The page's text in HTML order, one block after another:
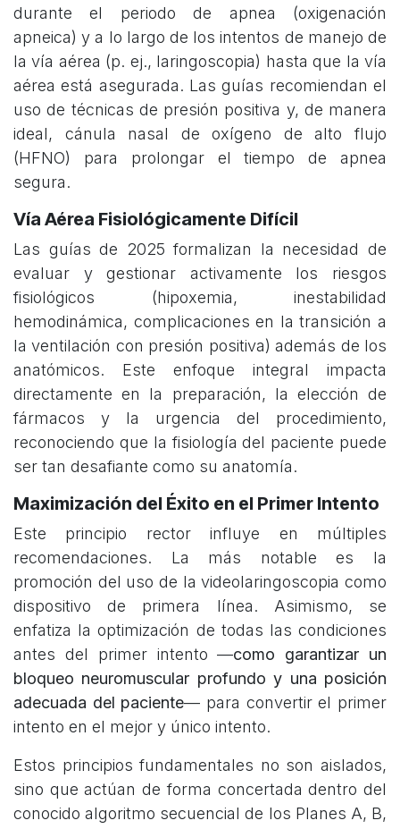
durante el periodo de apnea (oxigenación
apneica) y a lo largo de los intentos de manejo de
la vía aérea (p. ej., laringoscopia) hasta que la vía
aérea está asegurada. Las guías recomiendan el
uso de técnicas de presión positiva y, de manera
ideal, cánula nasal de oxígeno de alto flujo
(HFNO) para prolongar el tiempo de apnea
segura.
Vía Aérea Fisiológicamente Difícil
Las guías de 2025 formalizan la necesidad de
evaluar y gestionar activamente los riesgos
fisiológicos (hipoxemia, inestabilidad
hemodinámica, complicaciones en la transición a
la ventilación con presión positiva) además de los
anatómicos. Este enfoque integral impacta
directamente en la preparación, la elección de
fármacos y la urgencia del procedimiento,
reconociendo que la fisiología del paciente puede
ser tan desafiante como su anatomía.
Maximización del Éxito en el Primer Intento
Este principio rector influye en múltiples
recomendaciones. La más notable es la
promoción del uso de la videolaringoscopia como
dispositivo de primera línea. Asimismo, se
enfatiza la optimización de todas las condiciones
antes del primer intento —como garantizar un
bloqueo neuromuscular profundo y una posición
adecuada del paciente— para convertir el primer
intento en el mejor y único intento.
Estos principios fundamentales no son aislados,
sino que actúan de forma concertada dentro del
conocido algoritmo secuencial de los Planes A, B,